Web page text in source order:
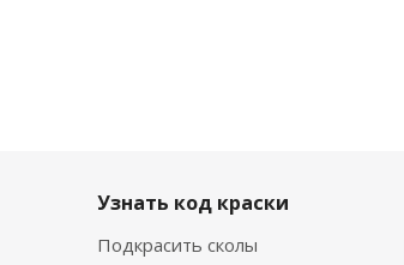
Узнать код краски
Подкрасить сколы